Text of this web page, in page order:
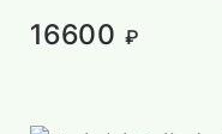
16600 ₽